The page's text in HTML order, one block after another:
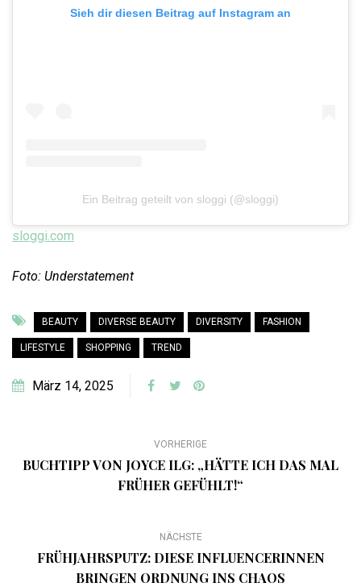
Sieh dir diesen Beitrag auf Instagram an
Ein Beitrag geteilt von sloggi (@sloggi)
sloggi.com
Foto: Understatement
BEAUTY DIVERSE BEAUTY DIVERSITY FASHION
LIFESTYLE SHOPPING TREND
März 14, 2025
VORHERIGE
BUCHTIPP VON JOYCE ILG: „HÄTTE ICH DAS MAL
FRÜHER GEFÜHLT!“
NÄCHSTE
FRÜHJAHRSPUTZ: DIESE INFLUENCERINNEN
BRINGEN ORDNUNG INS CHAOS